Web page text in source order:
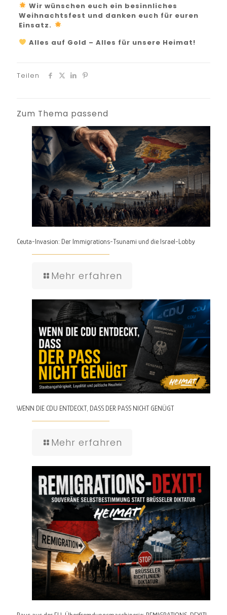
Wir wünschen euch ein besinnliches
Weihnachtsfest und danken euch für euren
Einsatz.
Alles auf Gold – Alles für unsere Heimat!
Teilen
Zum Thema passend
Ceuta-Invasion: Der Immigrations-Tsunami und die Israel-Lobby
Mehr erfahren
WENN DIE CDU ENTDECKT, DASS DER PASS NICHT GENÜGT
Mehr erfahren